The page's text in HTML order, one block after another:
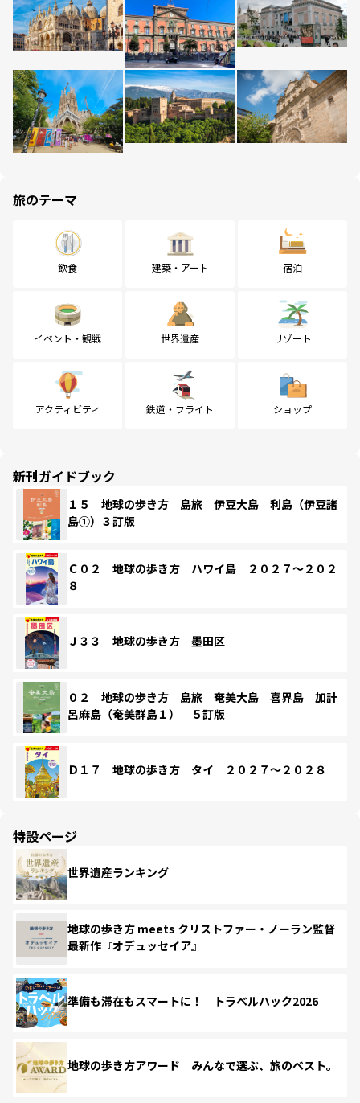
旅のテーマ
飲食 建築・アート 宿泊
イベント・観戦 世界遺産 リゾート
アクティビティ 鉄道・フライト ショップ
新刊ガイドブック
１５ 地球の歩き方 島旅 伊豆大島 利島（伊豆諸
島①）３訂版
Ｃ０２ 地球の歩き方 ハワイ島 ２０２７～２０２
８
Ｊ３３ 地球の歩き方 墨田区
０２ 地球の歩き方 島旅 奄美大島 喜界島 加計
呂麻島（奄美群島１） ５訂版
Ｄ１７ 地球の歩き方 タイ ２０２７～２０２８
特設ページ
世界遺産ランキング
地球の歩き方 meets クリストファー・ノーラン監督
最新作『オデュッセイア』
準備も滞在もスマートに！ トラベルハック2026
地球の歩き方アワード みんなで選ぶ、旅のベスト。